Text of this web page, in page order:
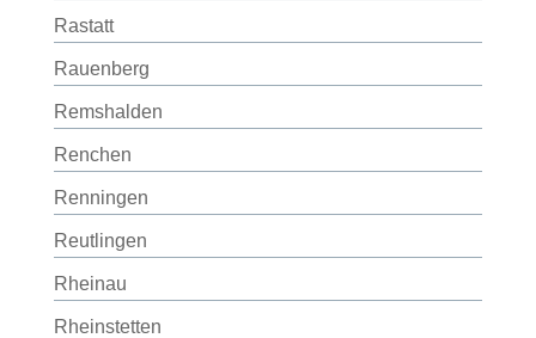
Rastatt
Rauenberg
Remshalden
Renchen
Renningen
Reutlingen
Rheinau
Rheinstetten